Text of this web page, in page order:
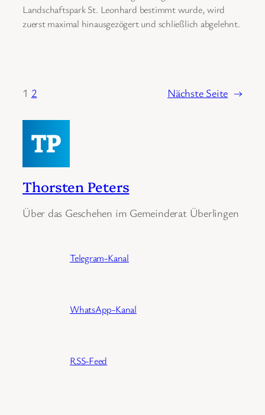
Landschaftspark St. Leonhard bestimmt wurde, wird
zuerst maximal hinausgezögert und schließlich abgelehnt.
1 2 Nächste Seite →
Thorsten Peters
Über das Geschehen im Gemeinderat Überlingen
Telegram-Kanal
WhatsApp-Kanal
RSS-Feed